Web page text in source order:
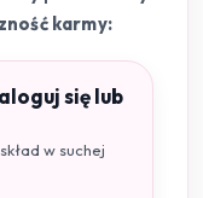
karmy:
się lub
w suchej